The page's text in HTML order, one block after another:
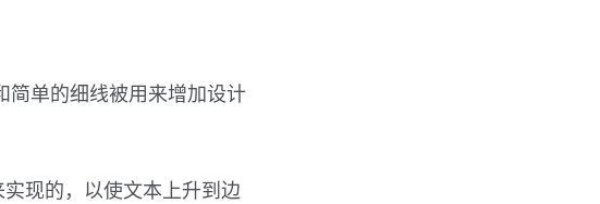
简单的细线被用来增加设计
现的，以使文本上升到边